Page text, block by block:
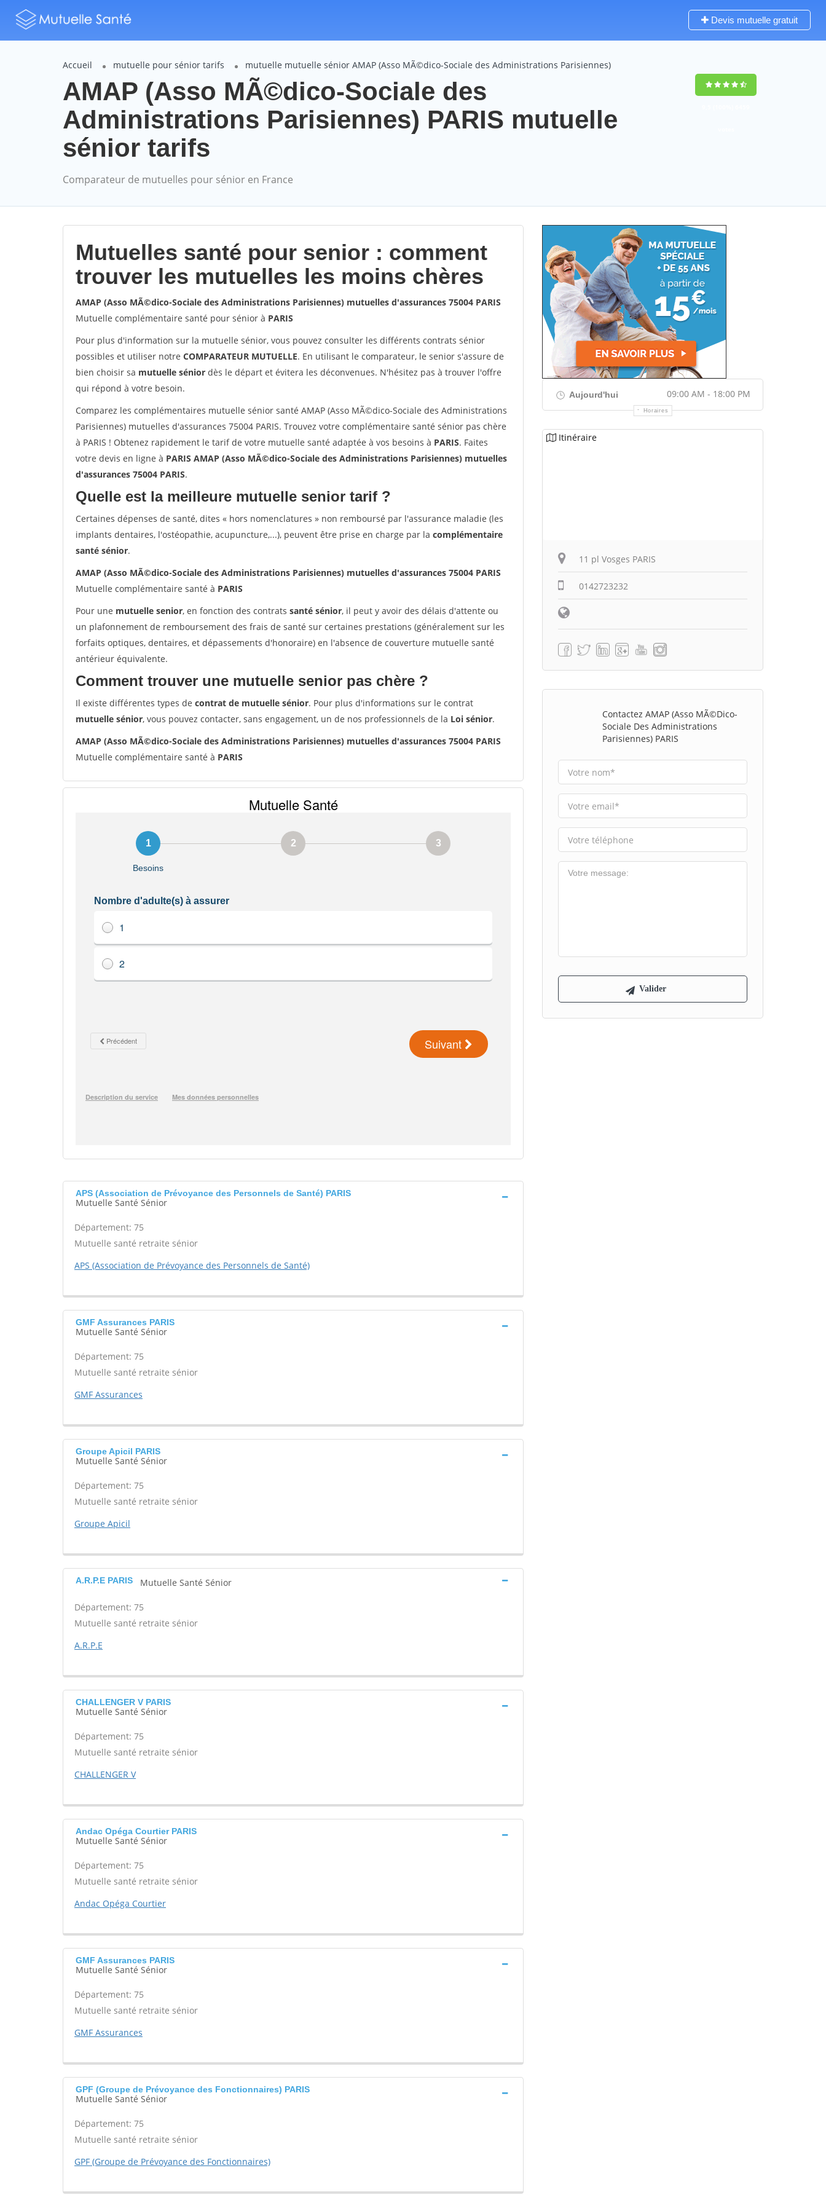
Devis mutuelle gratuit
Accueil mutuelle pour sénior tarifs mutuelle mutuelle sénior AMAP (Asso MÃ©dico-Sociale des Administrations Parisiennes)
AMAP (Asso MÃ©dico-Sociale des
Administrations Parisiennes) PARIS mutuelle
sénior tarifs
Comparateur de mutuelles pour sénior en France
Mutuelles santé pour senior : comment
trouver les mutuelles les moins chères
AMAP (Asso MÃ©dico-Sociale des Administrations Parisiennes) mutuelles d'assurances 75004 PARIS
Mutuelle complémentaire santé pour sénior à PARIS
Pour plus d'information sur la mutuelle sénior, vous pouvez consulter les différents contrats sénior
possibles et utiliser notre COMPARATEUR MUTUELLE. En utilisant le comparateur, le senior s'assure de
bien choisir sa mutuelle sénior dès le départ et évitera les déconvenues. N'hésitez pas à trouver l'offre
qui répond à votre besoin.
Comparez les complémentaires mutuelle sénior santé AMAP (Asso MÃ©dico-Sociale des Administrations
Parisiennes) mutuelles d'assurances 75004 PARIS. Trouvez votre complémentaire santé sénior pas chère
à PARIS ! Obtenez rapidement le tarif de votre mutuelle santé adaptée à vos besoins à PARIS. Faites
votre devis en ligne à PARIS AMAP (Asso MÃ©dico-Sociale des Administrations Parisiennes) mutuelles
d'assurances 75004 PARIS.
Quelle est la meilleure mutuelle senior tarif ?
Certaines dépenses de santé, dites « hors nomenclatures » non remboursé par l'assurance maladie (les
implants dentaires, l'ostéopathie, acupuncture,...), peuvent être prise en charge par la complémentaire
santé sénior.
AMAP (Asso MÃ©dico-Sociale des Administrations Parisiennes) mutuelles d'assurances 75004 PARIS
Mutuelle complémentaire santé à PARIS
Pour une mutuelle senior, en fonction des contrats santé sénior, il peut y avoir des délais d'attente ou
un plafonnement de remboursement des frais de santé sur certaines prestations (généralement sur les
forfaits optiques, dentaires, et dépassements d'honoraire) en l'absence de couverture mutuelle santé
antérieur équivalente.
Comment trouver une mutuelle senior pas chère ?
Il existe différentes types de contrat de mutuelle sénior. Pour plus d'informations sur le contrat
mutuelle sénior, vous pouvez contacter, sans engagement, un de nos professionnels de la Loi sénior.
AMAP (Asso MÃ©dico-Sociale des Administrations Parisiennes) mutuelles d'assurances 75004 PARIS
Mutuelle complémentaire santé à PARIS
APS (Association de Prévoyance des Personnels de Santé) PARIS
Mutuelle Santé Sénior
Département: 75
Mutuelle santé retraite sénior
APS (Association de Prévoyance des Personnels de Santé)
GMF Assurances PARIS
Mutuelle Santé Sénior
Département: 75
Mutuelle santé retraite sénior
GMF Assurances
Groupe Apicil PARIS
Mutuelle Santé Sénior
Département: 75
Mutuelle santé retraite sénior
Groupe Apicil
A.R.P.E PARIS Mutuelle Santé Sénior
Département: 75
Mutuelle santé retraite sénior
A.R.P.E
CHALLENGER V PARIS
Mutuelle Santé Sénior
Département: 75
Mutuelle santé retraite sénior
CHALLENGER V
Andac Opéga Courtier PARIS
Mutuelle Santé Sénior
Département: 75
Mutuelle santé retraite sénior
Andac Opéga Courtier
GMF Assurances PARIS
Mutuelle Santé Sénior
Département: 75
Mutuelle santé retraite sénior
GMF Assurances
GPF (Groupe de Prévoyance des Fonctionnaires) PARIS
Mutuelle Santé Sénior
Département: 75
Mutuelle santé retraite sénior
GPF (Groupe de Prévoyance des Fonctionnaires)
Aujourd'hui 09:00 AM - 18:00 PM
Horaires
Itinéraire
11 pl Vosges PARIS
0142723232
Contactez AMAP (Asso MÃ©dico-
Sociale Des Administrations
Parisiennes) PARIS